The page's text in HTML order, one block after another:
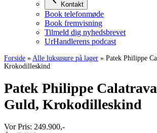
Kontakt
Book telefonmøde
Book fremvisning
Tilmeld dig nyhedsbrevet
UrHandlerens podcast
Forside » Alle luksusure på lager » Patek Philippe
Krokodilleskind
Patek Philippe
Guld, Krokodilleskind
Vor Pris: 249.900,-